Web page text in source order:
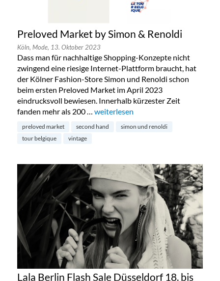
Preloved Market by Simon & Renoldi
Köln, Mode, 13. Oktober 2023
Dass man für nachhaltige Shopping-Konzepte nicht
zwingend eine riesige Internet-Plattform braucht, hat
der Kölner Fashion-Store Simon und Renoldi schon
beim ersten Preloved Market im April 2023
eindrucksvoll bewiesen. Innerhalb kürzester Zeit
fanden mehr als 200 … „Preloved Market by Simon &
weiterlesen
preloved market second hand
simon und renoldi
tour belgique
vintage
Lala Berlin Flash Sale Düsseldorf 18. bis